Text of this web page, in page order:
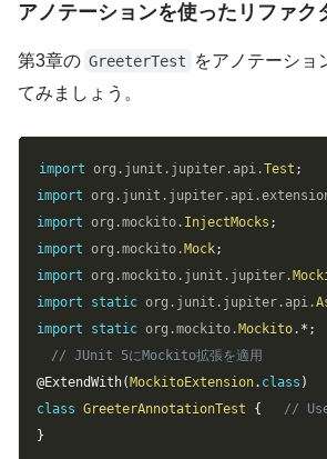
アノテーションを使ったリファク
第3章の GreeterTest
をアノテーショ
てみましょう。
import org . junit . jupiter . api .Test ;
import org . junit . jupiter . api .
import org .mockito . InjectMocks ;
import org .mockito .Mock;
import org .mockito . junit . jupiter .
import
static org . junit . jupiter . api .
import
static org .mockito .Mockito. * ;
// JUnit 5にMockito拡張を適用
@ExtendWith(MockitoExtension. class )
class GreeterAnnotationTest {
//
}